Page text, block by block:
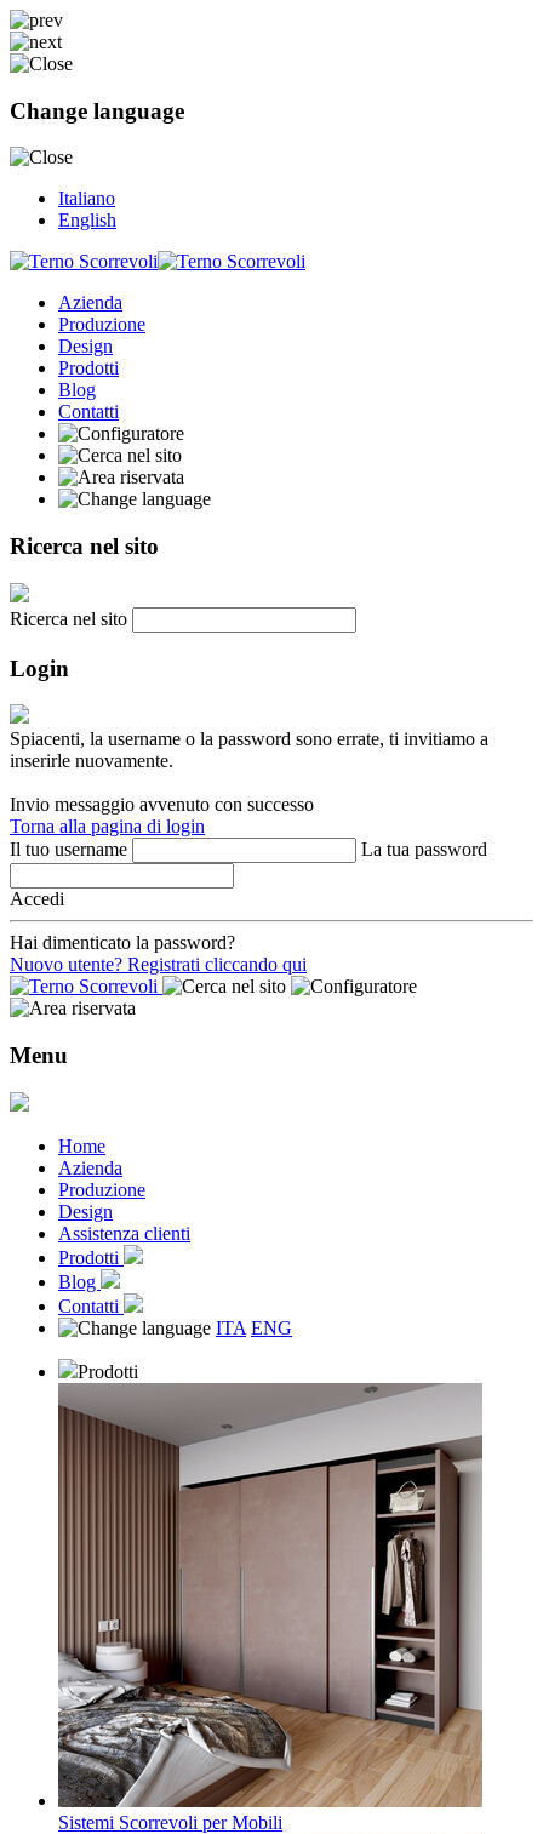
Change language
Italiano
English
Azienda
Produzione
Design
Prodotti
Blog
Contatti
Ricerca nel sito
Ricerca nel sito
Login
Spiacenti, la username o la password sono errate, ti invitiamo a
inserirle nuovamente.
Invio messaggio avvenuto con successo
Torna alla pagina di login
Il tuo username
La tua password
Accedi
Hai dimenticato la password?
Nuovo utente? Registrati cliccando qui
Menu
Home
Azienda
Produzione
Design
Assistenza clienti
Prodotti
Blog
Contatti
ITA ENG
Prodotti
Sistemi Scorrevoli per Mobili